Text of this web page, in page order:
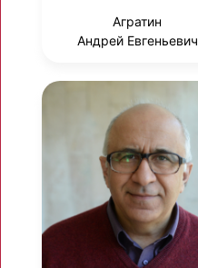
Агратин
Андрей Евгеньевич